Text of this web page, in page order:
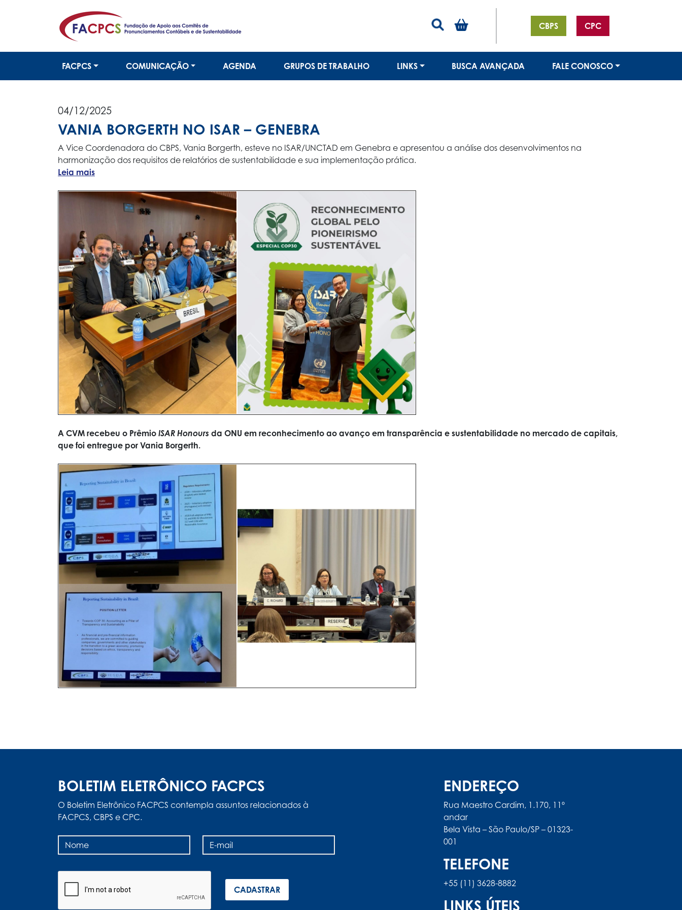
CBPS CPC
FACPCS COMUNICAÇÃO AGENDA GRUPOS DE TRABALHO LINKS BUSCA AVANÇADA FALE CONOSCO
04/12/2025
VANIA BORGERTH NO ISAR – GENEBRA
A Vice Coordenadora do CBPS, Vania Borgerth, esteve no ISAR/UNCTAD em Genebra e apresentou a análise dos desenvolvimentos na
harmonização dos requisitos de relatórios de sustentabilidade e sua implementação prática.
Leia mais
A CVM recebeu o Prêmio ISAR Honours da ONU em reconhecimento ao avanço em transparência e sustentabilidade no mercado de capitais,
que foi entregue por Vania Borgerth.
BOLETIM ELETRÔNICO FACPCS
O Boletim Eletrônico FACPCS contempla assuntos relacionados à
FACPCS, CBPS e CPC.
ENDEREÇO
Rua Maestro Cardim, 1.170, 11º
andar
Bela Vista – São Paulo/SP – 01323-
001
TELEFONE
+55 (11) 3628-8882
LINKS ÚTEIS